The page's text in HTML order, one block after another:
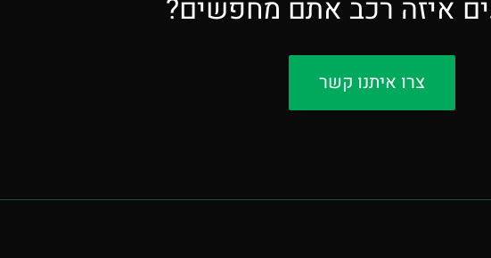
איזה רכב אתם מחפשים?
צרו איתנו קשר